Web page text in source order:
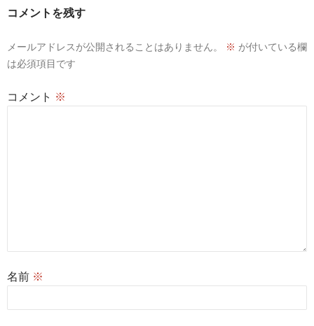
ョ
コメントを残す
メールアドレスが公開されることはありません。 ※ が付いている欄
は必須項目です
コメント ※
名前 ※